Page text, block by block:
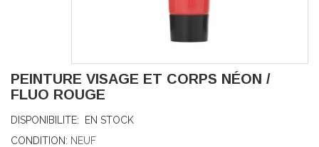
PEINTURE VISAGE ET CORPS NÉON /
FLUO ROUGE
DISPONIBILITE:
EN STOCK
CONDITION: NEUF